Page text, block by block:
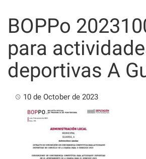
content
BOPPo
para
deportivas A
10 de October de 2023